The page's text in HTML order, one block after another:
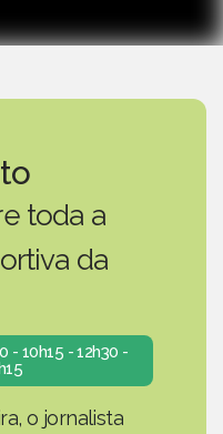
toda a
da
- 10h15 - 12h30 -
o jornalista